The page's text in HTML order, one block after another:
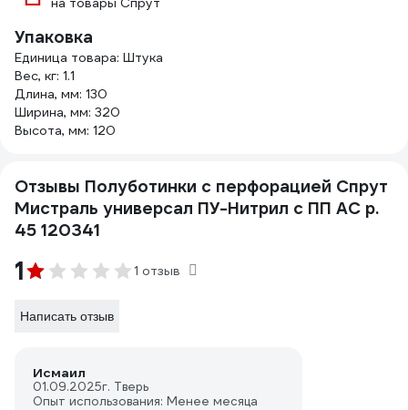
Упаковка
Единица товара: Штука
Вес, кг: 1.1
Длина, мм: 130
Ширина, мм: 320
Высота, мм: 120
Отзывы Полуботинки с перфорацией Спрут
Мистраль универсал ПУ-Нитрил с ПП АС р.
45 120341
1 1 отзыв
Написать отзыв
Исмаил
01.09.2025г. Тверь
Опыт использования: Менее месяца